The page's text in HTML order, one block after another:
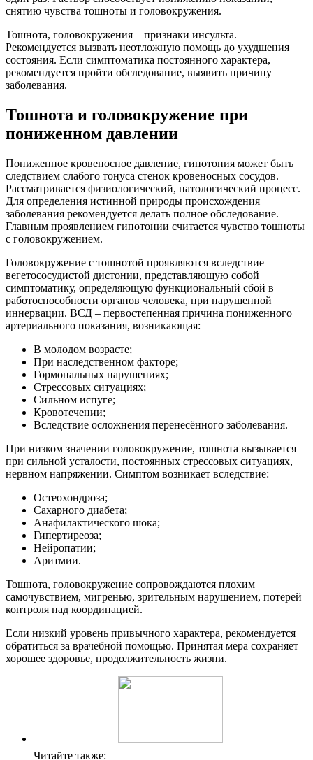
снятию чувства тошноты и головокружения.
Тошнота, головокружения – признаки инсульта.
Рекомендуется вызвать неотложную помощь до ухудшения
состояния. Если симптоматика постоянного характера,
рекомендуется пройти обследование, выявить причину
заболевания.
Тошнота и головокружение при
пониженном давлении
Пониженное кровеносное давление, гипотония может быть
следствием слабого тонуса стенок кровеносных сосудов.
Рассматривается физиологический, патологический процесс.
Для определения истинной природы происхождения
заболевания рекомендуется делать полное обследование.
Главным проявлением гипотонии считается чувство тошноты
с головокружением.
Головокружение с тошнотой проявляются вследствие
вегетососудистой дистонии, представляющую собой
симптоматику, определяющую функциональный сбой в
работоспособности органов человека, при нарушенной
иннервации. ВСД – первостепенная причина пониженного
артериального показания, возникающая:
В молодом возрасте;
При наследственном факторе;
Гормональных нарушениях;
Стрессовых ситуациях;
Сильном испуге;
Кровотечении;
Вследствие осложнения перенесённого заболевания.
При низком значении головокружение, тошнота вызывается
при сильной усталости, постоянных стрессовых ситуациях,
нервном напряжении. Симптом возникает вследствие:
Остеохондроза;
Сахарного диабета;
Анафилактического шока;
Гипертиреоза;
Нейропатии;
Аритмии.
Тошнота, головокружение сопровождаются плохим
самочувствием, мигренью, зрительным нарушением, потерей
контроля над координацией.
Если низкий уровень привычного характера, рекомендуется
обратиться за врачебной помощью. Принятая мера сохраняет
хорошее здоровье, продолжительность жизни.
Читайте также: